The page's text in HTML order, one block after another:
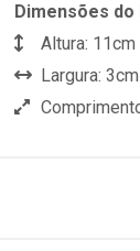
Dimensões
Altura: 11cm
Largura: 3cm